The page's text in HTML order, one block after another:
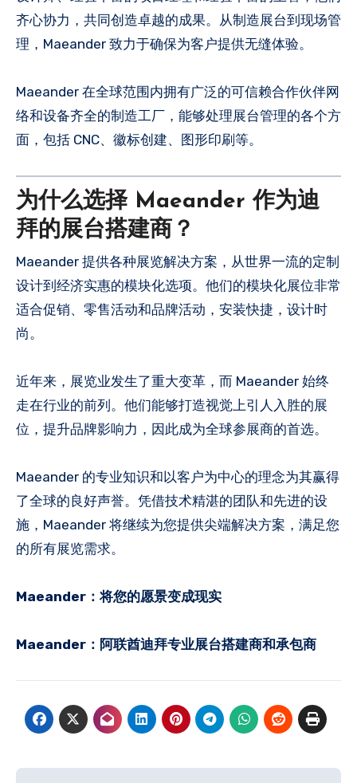
齐心协力，共同创造卓越的成果。从制造展台到现场管
理，Maeander 致力于确保为客户提供无缝体验。
Maeander 在全球范围内拥有广泛的可信赖合作伙伴网
络和设备齐全的制造工厂，能够处理展台管理的各个方
面，包括 CNC、徽标创建、图形印刷等。
为什么选择 Maeander 作为迪
拜的展台搭建商？
Maeander 提供各种展览解决方案，从世界一流的定制
设计到经济实惠的模块化选项。他们的模块化展位非常
适合促销、零售活动和品牌活动，安装快捷，设计时
尚。
近年来，展览业发生了重大变革，而 Maeander 始终
走在行业的前列。他们能够打造视觉上引人入胜的展
位，提升品牌影响力，因此成为全球参展商的首选。
Maeander 的专业知识和以客户为中心的理念为其赢得
了全球的良好声誉。凭借技术精湛的团队和先进的设
施，Maeander 将继续为您提供尖端解决方案，满足您
的所有展览需求。
Maeander：将您的愿景变成现实
Maeander：阿联酋迪拜专业展台搭建商和承包商